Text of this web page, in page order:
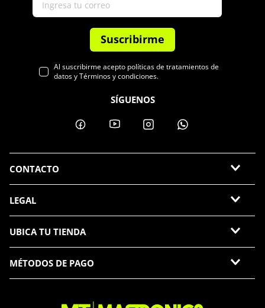
Suscribirme
Al suscribirme acepto políticas de tratamientos de
datos y Términos y condiciones.
SÍGUENOS
CONTACTO
LEGAL
UBICA TU TIENDA
MÉTODOS DE PAGO